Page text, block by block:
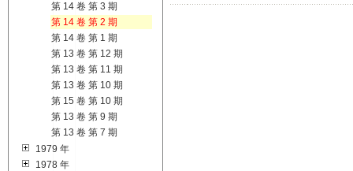
第 14 卷 第 3 期
第 14 卷 第 2 期
第 14 卷 第 1 期
第 13 卷 第 12 期
第 13 卷 第 11 期
第 13 卷 第 10 期
第 15 卷 第 10 期
第 13 卷 第 9 期
第 13 卷 第 7 期
1979 年
1978 年